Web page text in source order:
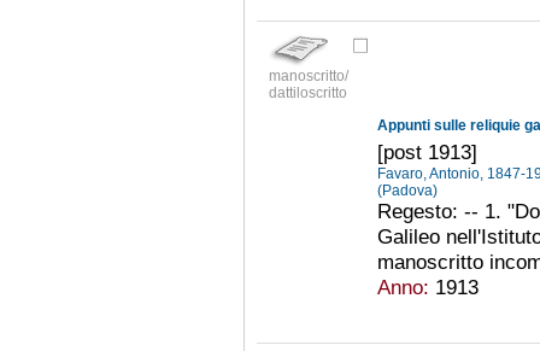
manoscritto/
dattiloscritto
Appunti sulle reliquie
[post 1913]
Favaro, Antonio, 1847-
(Padova)
Regesto: -- 1.
Galileo
manoscritto
Anno: 1913